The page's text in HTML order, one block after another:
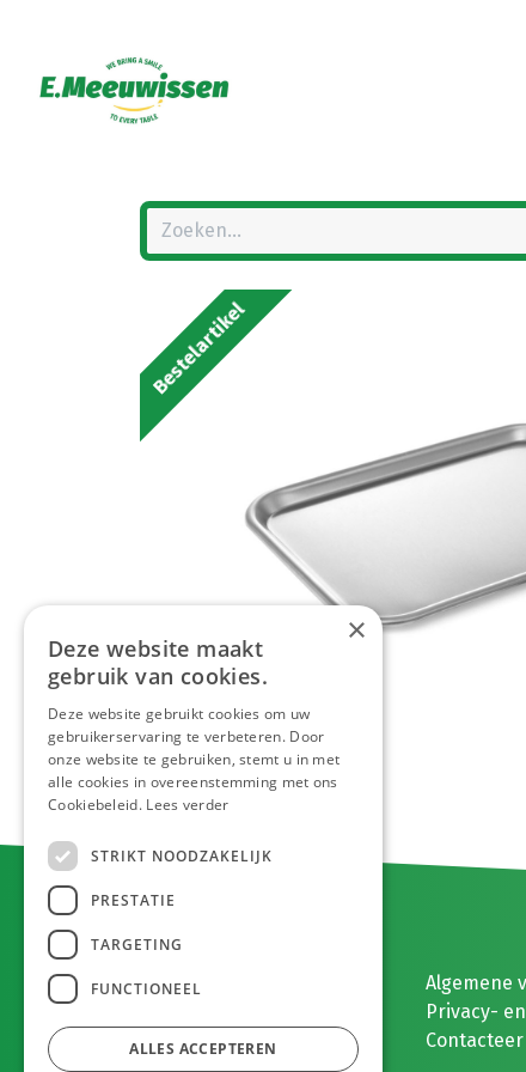
Bestelartikel
E. MEEUWISSEN BV
Gaston Eyskenslaan 2
3900 Pelt, België
Algemene
Privacy-
×
Deze website maakt
gebruik van cookies.
Deze website gebruikt cookies om uw
gebruikerservaring te verbeteren. Door
onze website te gebruiken, stemt u in met
alle cookies in overeenstemming met ons
Cookiebeleid. Lees verder
STRIKT NOODZAKELIJK
PRESTATIE
TARGETING
FUNCTIONEEL
ALLES ACCEPTEREN